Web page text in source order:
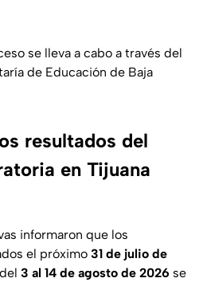
se lleva a cabo a través del
de Educación de Baja
resultados del
en Tijuana
informaron que los
el próximo 31 de julio de
3 al 14 de agosto de 2026 se